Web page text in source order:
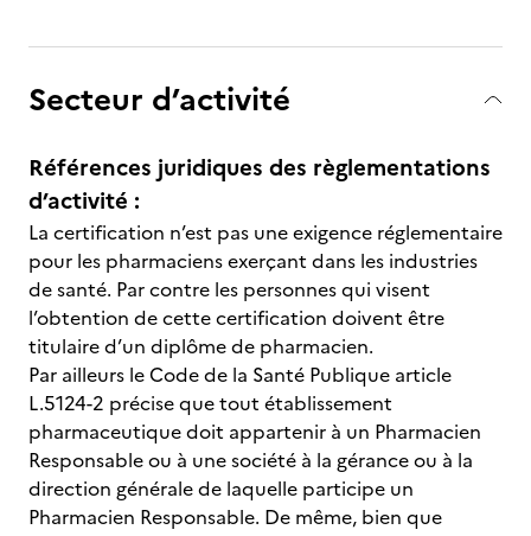
Secteur d’activité
Références juridiques des règlementations
d’activité :
La certification n’est pas une exigence réglementaire
pour les pharmaciens exerçant dans les industries
de santé. Par contre les personnes qui visent
l’obtention de cette certification doivent être
titulaire d’un diplôme de pharmacien.
Par ailleurs le Code de la Santé Publique article
L.5124-2 précise que tout établissement
pharmaceutique doit appartenir à un Pharmacien
Responsable ou à une société à la gérance ou à la
direction générale de laquelle participe un
Pharmacien Responsable. De même, bien que